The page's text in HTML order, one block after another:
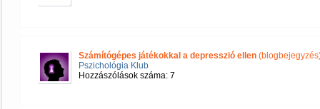
Számítógépes játékokkal a depresszió ellen
Pszichológia Klub
Hozzászólások száma: 7